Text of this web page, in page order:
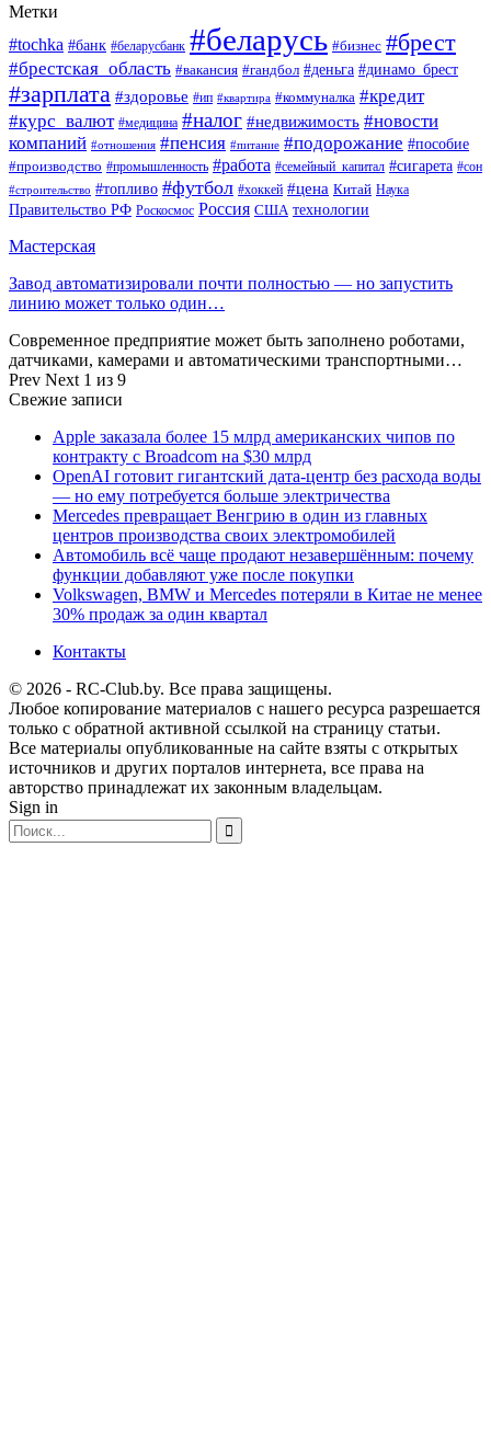
Метки
#tochka #банк #беларусбанк #беларусь #бизнес #брест
#брестская_область #вакансия #гандбол #деньга #динамо_брест
#зарплата #здоровье #ип #квартира #коммуналка #кредит
#курс_валют #медицина #налог #недвижимость #новости
компаний #отношения #пенсия #питание #подорожание #пособие
#производство #промышленность #работа #семейный_капитал #сигарета #сон
#строительство #топливо #футбол #хоккей #цена Китай Наука
Правительство РФ Роскосмос Россия США технологии
Мастерская
Завод автоматизировали почти полностью — но запустить
линию может только один…
Современное предприятие может быть заполнено роботами,
датчиками, камерами и автоматическими транспортными…
Prev Next 1 из 9
Свежие записи
Apple заказала более 15 млрд американских чипов по
контракту с Broadcom на $30 млрд
OpenAI готовит гигантский дата-центр без расхода воды
— но ему потребуется больше электричества
Mercedes превращает Венгрию в один из главных
центров производства своих электромобилей
Автомобиль всё чаще продают незавершённым: почему
функции добавляют уже после покупки
Volkswagen, BMW и Mercedes потеряли в Китае не менее
30% продаж за один квартал
Контакты
© 2026 - RC-Club.by. Все права защищены.
Любое копирование материалов с нашего ресурса разрешается
только с обратной активной ссылкой на страницу статьи.
Все материалы опубликованные на сайте взяты с открытых
источников и других порталов интернета, все права на
авторство принадлежат их законным владельцам.
Sign in